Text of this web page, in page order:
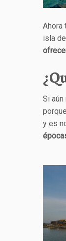
Ahora
isla
Si
y es